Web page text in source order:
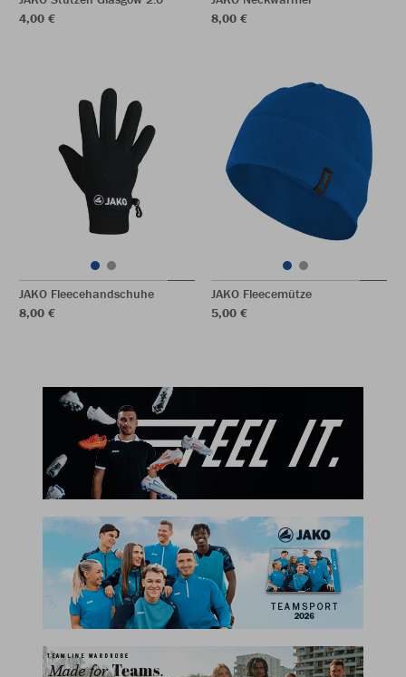
4,00 €
8,00 €
JAKO Fleecehandschuhe
8,00 €
JAKO Fleecemütze
5,00 €